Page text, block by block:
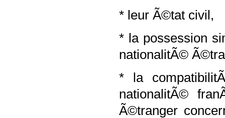
* leur Ã©tat civil,
* la possession
nationalitÃ©
* la
nationalitÃ©
Ã©tranger